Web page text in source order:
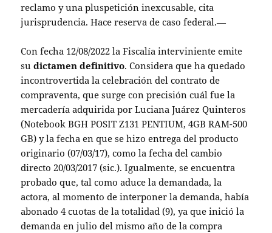
reclamo y una pluspetición inexcusable, cita
jurisprudencia. Hace reserva de caso federal.—
Con fecha 12/08/2022 la Fiscalía interviniente emite
sudictamen definitivo. Considera que ha quedado
incontrovertida la celebración del contrato de
compraventa, que surge con precisión cuál fue la
mercadería adquirida por Luciana Juárez Quinteros
(Notebook BGH POSIT Z131 PENTIUM, 4GB RAM-500
GB) y la fecha en que se hizo entrega del producto
originario (07/03/17), como la fecha del cambio
directo 20/03/2017 (sic.). Igualmente, se encuentra
probado que, tal como aduce la demandada, la
actora, al momento de interponer la demanda, había
abonado 4 cuotas de la totalidad (9), ya que inició la
demanda en julio del mismo año de la compra